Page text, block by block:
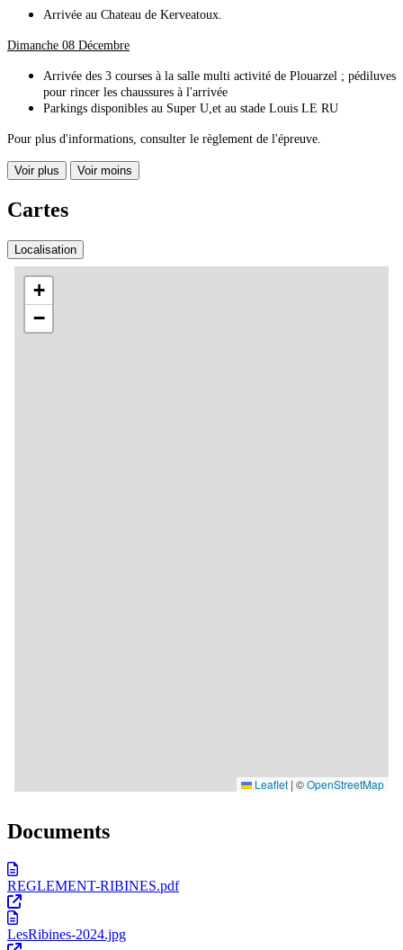
Arrivée au Chateau de Kerveatoux.
Dimanche 08 Décembre
Arrivée des 3 courses à la salle multi activité de Plouarzel ; pédiluves
pour rincer les chaussures à l'arrivée
Parkings disponibles au Super U,et au stade Louis LE RU
Pour plus d'informations, consulter le règlement de l'épreuve.
Voir plus Voir moins
Cartes
Localisation
Documents
REGLEMENT-RIBINES.pdf
LesRibines-2024.jpg